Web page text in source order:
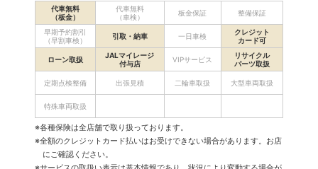
代車無料
（板金）
代車無料
（車検）
板金保証 整備保証
早期予約割引
（早割車検）
引取・納車 一日車検
クレジット
カード可
ローン取扱
JALマイレージ
付与店
VIPサービス
リサイクル
パーツ取扱
定期点検整備 出張見積 二輪車取扱 大型車両取扱
特殊車両取扱
※各種保険は全店舗で取り扱っております。
※全額のクレジットカード払いはお受けできない場合があります。お店
にご確認ください。